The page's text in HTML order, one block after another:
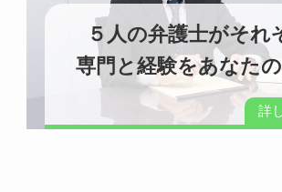
５人の弁護士がそれ
専門と経験をあなた
詳